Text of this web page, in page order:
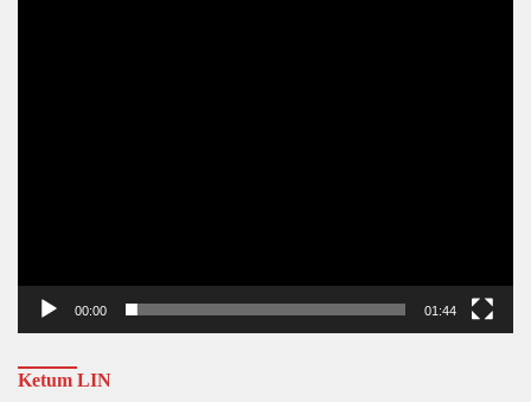
00:00 01:44
Ketum LIN